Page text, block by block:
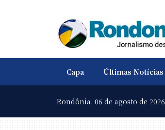
Capa Últimas Notícias
Rondônia, 06 de agosto de 2026